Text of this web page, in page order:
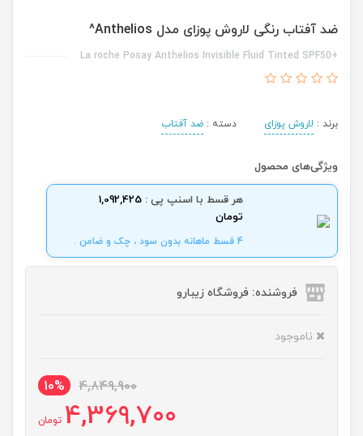
ضد آفتاب رنگی لاروش پوزای مدل Anthelios^
+La roche Posay Anthelios Invisible Fluid Tinted SPF50
برند : لاروش پوزای دسته : ضد آفتاب
ویژگی‌های محصول
هر قسط با اسنپ پی : 1,092,425
تومان
4 قسط ماهانه بدون سود ، چک و ضامن .
فروشنده: فروشگاه زیبارو
ناموجود
4,849,900
10%
4,369,700 تومان